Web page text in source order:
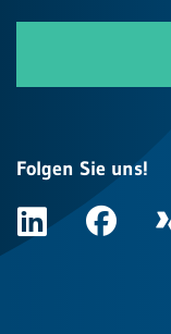
Folgen Sie uns!